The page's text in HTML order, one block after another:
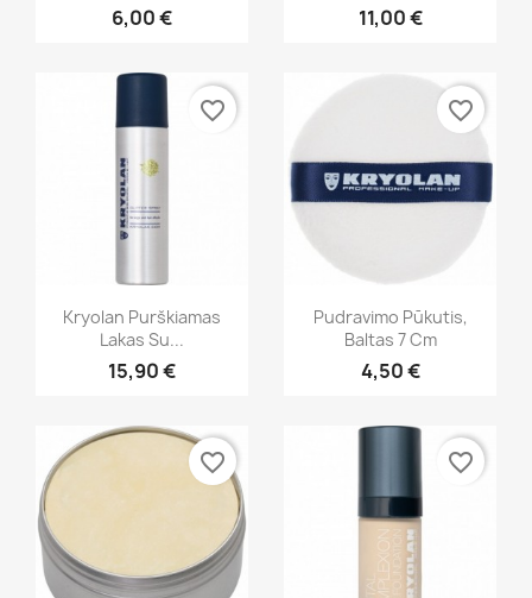
6,00 € 11,00 €
Greita peržiūra
+1
Kryolan Purškiamas
Lakas Su...
15,90 €
favorite_border
Greita peržiūra
Pudravimo Pūkutis,
Baltas 7 Cm
4,50 €
favorite_border
favorite_border favorite_border